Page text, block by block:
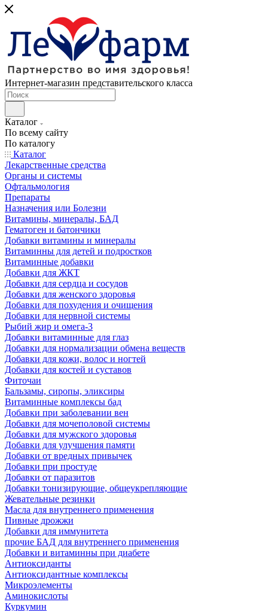
Интернет-магазин представительского класса
Каталог
По всему сайту
По каталогу
Каталог
Лекарственные средства
Органы и системы
Офтальмология
Препараты
Назначения или Болезни
Витамины, минералы, БАД
Гематоген и батончики
Добавки витамины и минералы
Витаминны для детей и подростков
Витаминные добавки
Добавки для ЖКТ
Добавки для сердца и сосудов
Добавки для женского здоровья
Добавки для похудения и очищения
Добавки для нервной системы
Рыбий жир и омега-3
Добавки витаминные для глаз
Добавки для нормализации обмена веществ
Добавки для кожи, волос и ногтей
Добавки для костей и суставов
Фиточаи
Бальзамы, сиропы, эликсиры
Витаминные комплексы бад
Добавки при заболевании вен
Добавки для мочеполовой системы
Добавки для мужского здоровья
Добавки для улучшения памяти
Добавки от вредных привычек
Добавки при простуде
Добавки от паразитов
Добавки тонизирующие, общеукрепляющие
Жевательные резинки
Масла для внутреннего применения
Пивные дрожжи
Добавки для иммунитета
прочие БАД для внутреннего применения
Добавки и витаминны при диабете
Антиоксиданты
Антиоксидантные комплексы
Микроэлементы
Аминокислоты
Куркумин